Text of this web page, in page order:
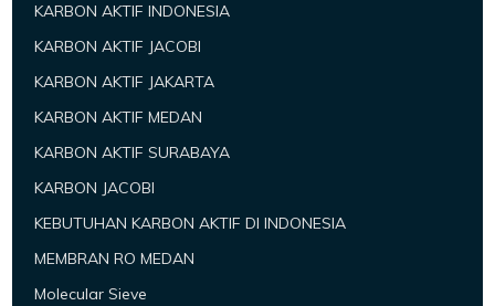
KARBON AKTIF INDONESIA
KARBON AKTIF JACOBI
KARBON AKTIF JAKARTA
KARBON AKTIF MEDAN
KARBON AKTIF SURABAYA
KARBON JACOBI
KEBUTUHAN KARBON AKTIF DI INDONESIA
MEMBRAN RO MEDAN
Molecular Sieve